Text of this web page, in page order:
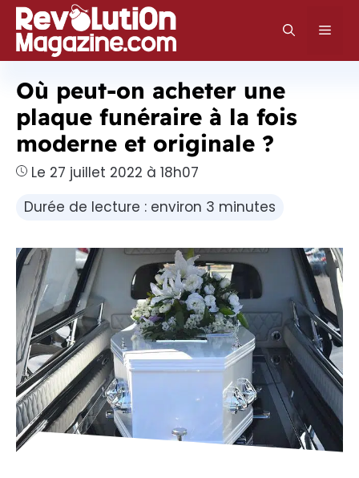
Aller
au
contenu
Où peut-on acheter une
plaque funéraire à la fois
moderne et originale ?
Le 27 juillet 2022 à 18h07
Durée de lecture : environ 3 minutes